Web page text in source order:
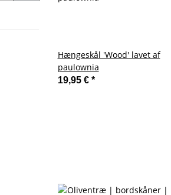
Hængeskål 'Wood' lavet af
paulownia
19,95 € *